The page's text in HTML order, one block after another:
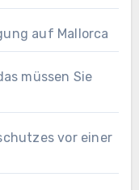
auf Mallorca
müssen Sie
vor einer